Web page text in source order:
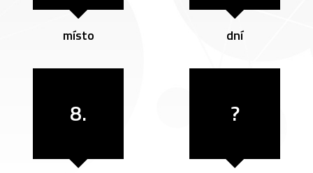
místo dní
8. ?